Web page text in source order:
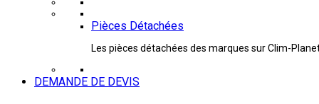
Pièces Détachées
Les pièces détachées des marques sur Clim-
DEMANDE DE DEVIS